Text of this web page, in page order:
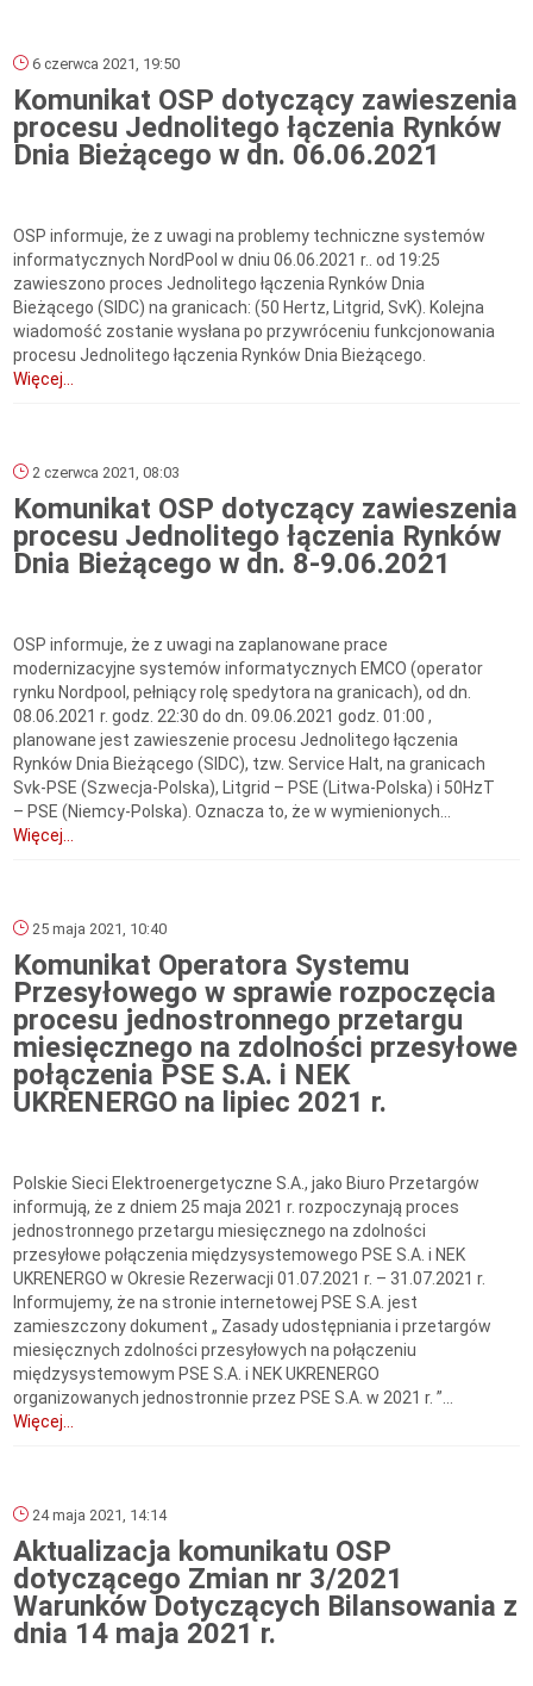
6 czerwca 2021, 19:50
Komunikat OSP dotyczący zawieszenia
procesu Jednolitego łączenia Rynków
Dnia Bieżącego w dn. 06.06.2021
OSP informuje, że z uwagi na problemy techniczne systemów
informatycznych NordPool w dniu 06.06.2021 r.. od 19:25
zawieszono proces Jednolitego łączenia Rynków Dnia
Bieżącego (SIDC) na granicach: (50 Hertz, Litgrid, SvK). Kolejna
wiadomość zostanie wysłana po przywróceniu funkcjonowania
procesu Jednolitego łączenia Rynków Dnia Bieżącego.
Więcej...
2 czerwca 2021, 08:03
Komunikat OSP dotyczący zawieszenia
procesu Jednolitego łączenia Rynków
Dnia Bieżącego w dn. 8-9.06.2021
OSP informuje, że z uwagi na zaplanowane prace
modernizacyjne systemów informatycznych EMCO (operator
rynku Nordpool, pełniący rolę spedytora na granicach), od dn.
08.06.2021 r. godz. 22:30 do dn. 09.06.2021 godz. 01:00 ,
planowane jest zawieszenie procesu Jednolitego łączenia
Rynków Dnia Bieżącego (SIDC), tzw. Service Halt, na granicach
Svk-PSE (Szwecja-Polska), Litgrid – PSE (Litwa-Polska) i 50HzT
– PSE (Niemcy-Polska). Oznacza to, że w wymienionych...
Więcej...
25 maja 2021, 10:40
Komunikat Operatora Systemu
Przesyłowego w sprawie rozpoczęcia
procesu jednostronnego przetargu
miesięcznego na zdolności przesyłowe
połączenia PSE S.A. i NEK
UKRENERGO na lipiec 2021 r.
Polskie Sieci Elektroenergetyczne S.A., jako Biuro Przetargów
informują, że z dniem 25 maja 2021 r. rozpoczynają proces
jednostronnego przetargu miesięcznego na zdolności
przesyłowe połączenia międzysystemowego PSE S.A. i NEK
UKRENERGO w Okresie Rezerwacji 01.07.2021 r. – 31.07.2021 r.
Informujemy, że na stronie internetowej PSE S.A. jest
zamieszczony dokument „ Zasady udostępniania i przetargów
miesięcznych zdolności przesyłowych na połączeniu
międzysystemowym PSE S.A. i NEK UKRENERGO
organizowanych jednostronnie przez PSE S.A. w 2021 r. ”...
Więcej...
24 maja 2021, 14:14
Aktualizacja komunikatu OSP
dotyczącego Zmian nr 3/2021
Warunków Dotyczących Bilansowania z
dnia 14 maja 2021 r.